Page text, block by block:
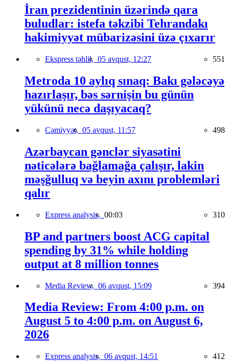
İran prezidentinin üzərində qara
buludlar: istefa təkzibi Tehrandakı
hakimiyyət mübarizəsini üzə çıxarır
Ekspress təhlil, 05 avqust, 12:27 551
Metroda 10 aylıq sınaq: Bakı gələcəyə
hazırlaşır, bəs sərnişin bu günün
yükünü necə daşıyacaq?
Cəmiyyət, 05 avqust, 11:57 498
Azərbaycan gənclər siyasətini
nəticələrə bağlamağa çalışır, lakin
məşğulluq və beyin axını problemləri
qalır
Express analysis, 00:03 310
BP and partners boost ACG capital
spending by 31% while holding
output at 8 million tonnes
Media Review, 06 avqust, 15:09 394
Media Review: From 4:00 p.m. on
August 5 to 4:00 p.m. on August 6,
2026
Express analysis, 06 avqust, 14:51 412